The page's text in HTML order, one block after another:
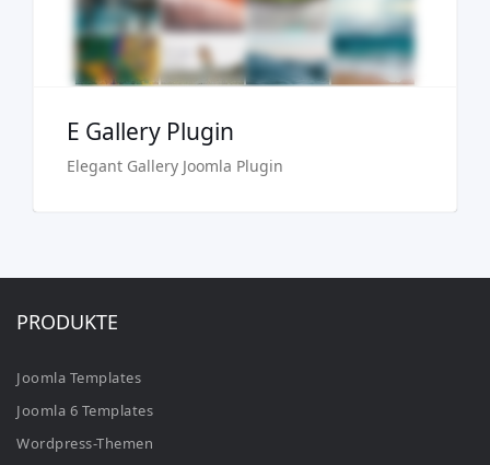
Kaufen €24.90
E Gallery Plugin
Elegant Gallery Joomla Plugin
PRODUKTE
Joomla Templates
Joomla 6 Templates
Wordpress-Themen